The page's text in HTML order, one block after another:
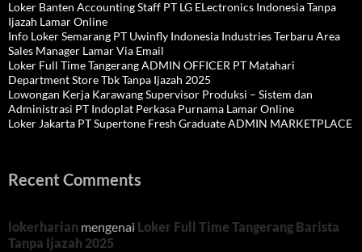
Loker Banten Accounting Staff PT LG ELectronics Indonesia Tanpa
Ijazah Lamar Online
Info Loker Semarang PT Uwinfly Indonesia Industries Terbaru Area
Sales Manager Lamar Via Email
Loker Full Time Tangerang ADMIN OFFICER PT Matahari
Department Store Tbk Tanpa Ijazah 2025
Lowongan Kerja Karawang Supervisor Produksi – Sistem dan
Administrasi PT Indoplat Perkasa Purnama Lamar Online
Loker Jakarta PT Supertone Fresh Graduate ADMIN MARKETPLACE
Recent Comments
lokerharian mengenai Loker Full Time Tangerang Barista
Tanpa Ijazah 2025